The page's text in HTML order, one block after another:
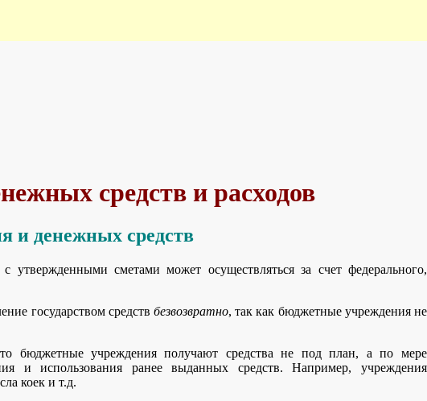
средств и расходов
и денежных средств
сметами может осуществляться за счет федерального,
государством средствбезвозвратно, так как бюджетные учреждения не
бюджетные учреждения получают средства не под план, а по мере
и использования ранее выданных средств. Например, учреждения
коек и т.д.